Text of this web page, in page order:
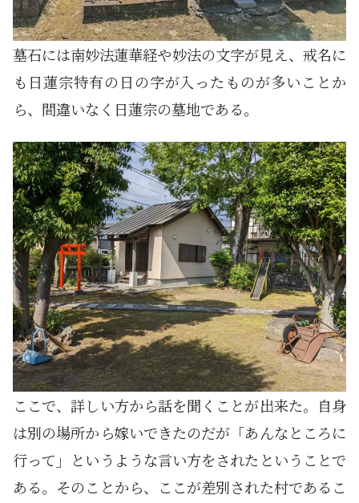
墓石には南妙法蓮華経や妙法の文字が見え、戒名に
も日蓮宗特有の日の字が入ったものが多いことか
ら、間違いなく日蓮宗の墓地である。
ここで、詳しい方から話を聞くことが出来た。自身
は別の場所から嫁いできたのだが「あんなところに
行って」というような言い方をされたということで
ある。そのことから、ここが差別された村であるこ